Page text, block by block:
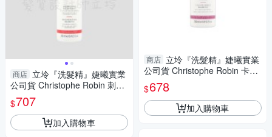
商店 立坽『洗髮精』婕曦實業
公司貨 Christophe Robin 刺梨
籽油滋養修護洗髮露250ml HH
06 HH08
$707
加入購物車
商店 立坽『洗髮精』婕曦實業
公司貨 Christophe Robin 卡姆
果護色洗髮乳250ml HH04 HH
05
$678
加入購物車